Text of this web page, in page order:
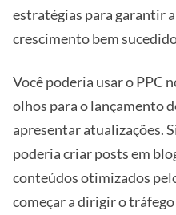
estratégias para garantir
crescimento bem
Você poderia usar o PPC
olhos para o lançamento
apresentar atualizações.
poderia criar posts em
conteúdos otimizados
começar a dirigir o